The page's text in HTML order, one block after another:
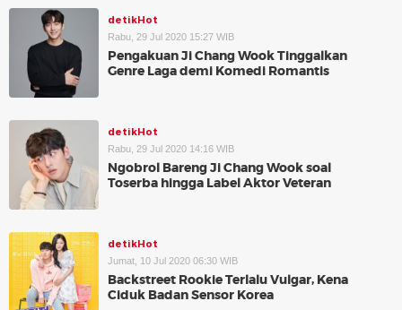
detikHot
Rabu, 29 Jul 2020 15:27 WIB
Pengakuan Ji Chang Wook Tinggalkan
Genre Laga demi Komedi Romantis
detikHot
Rabu, 29 Jul 2020 14:16 WIB
Ngobrol Bareng Ji Chang Wook soal
Toserba hingga Label Aktor Veteran
detikHot
Jumat, 10 Jul 2020 06:30 WIB
Backstreet Rookie Terlalu Vulgar, Kena
Ciduk Badan Sensor Korea